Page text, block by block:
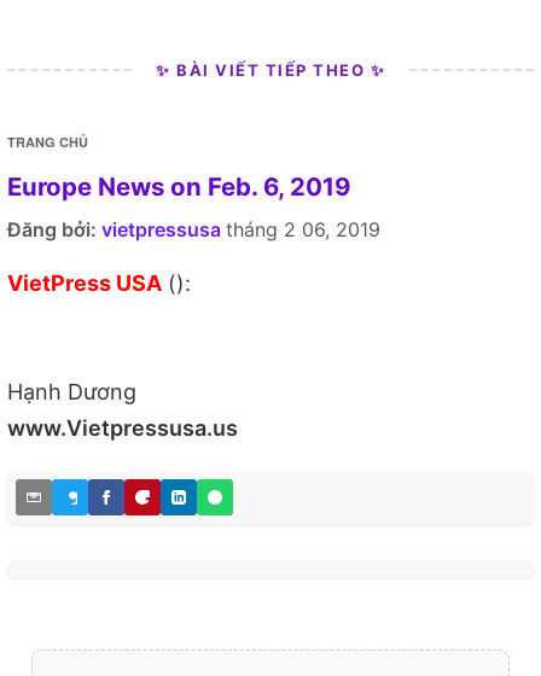
✨ BÀI VIẾT TIẾP THEO ✨
TRANG CHỦ
Europe News on Feb. 6, 2019
Đăng bởi: vietpressusa tháng 2 06, 2019
VietPress USA ():
Hạnh Dương
www.Vietpressusa.us